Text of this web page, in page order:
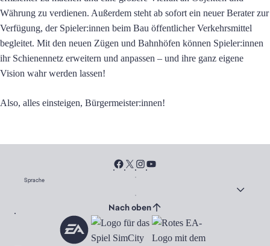
Währung zu verdienen. Außerdem steht ab sofort ein neuer Berater zur
Verfügung, der Spieler:innen beim Bau öffentlicher Verkehrsmittel
begleitet. Mit den neuen Zügen und Bahnhöfen können Spieler:innen
ihr Schienennetz erweitern und anpassen – und ihre ganz eigene
Vision wahr werden lassen!
Also, alles einsteigen, Bürgermeister:innen!
Sprache
Nach oben